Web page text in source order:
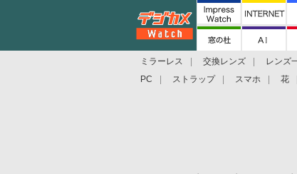
ミラーレス 交換レンズ レンズ
PC
ストラップ スマホ 花